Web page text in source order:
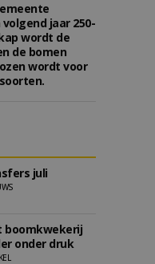
jaar 250-
wordt de
de bomen
wordt voor
juli
boomkwekerij
onder druk